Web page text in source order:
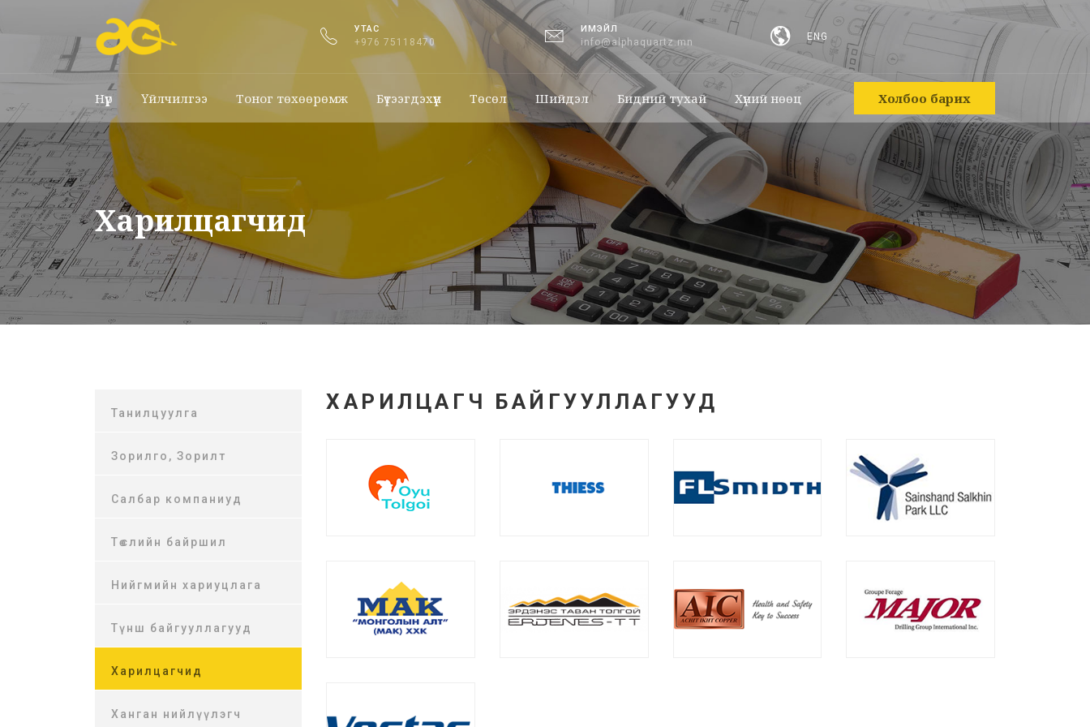
УТАС
+976 75118470
ИМЭЙЛ
info@alphaquartz.mn ENG
Нүүр Үйлчилгээ Тоног төхөөрөмж Бүтээгдэхүүн Төсөл Шийдэл Бидний тухай Хүний нөөц Холбоо барих
Харилцагчид
Танилцуулга
Зорилго, Зорилт
Салбар компаниуд
Төслийн байршил
Нийгмийн хариуцлага
Түнш байгууллагууд
Харилцагчид
Ханган нийлүүлэгч
ХАРИЛЦАГЧ БАЙГУУЛЛАГУУД